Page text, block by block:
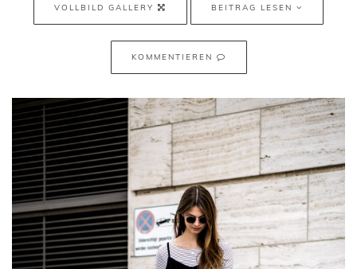
VOLLBILD GALLERY BEITRAG LESEN
KOMMENTIEREN